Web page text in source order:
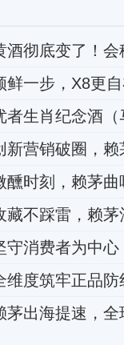
酒彻底变了！
鲜一步，X8更
者生肖纪念酒
新营销破圈，
醺时刻，赖茅曲
藏不踩雷，赖
守消费者为中
维度筑牢正品
茅出海提速，